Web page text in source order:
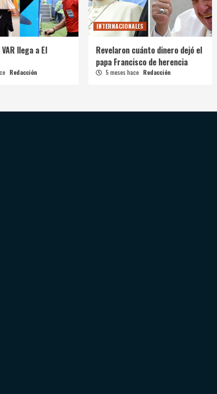
VAR llega a El
Redacción
INTERNACIONALES
Revelaron cuánto dinero dejó el
papa Francisco de herencia
5 meses hace Redacción